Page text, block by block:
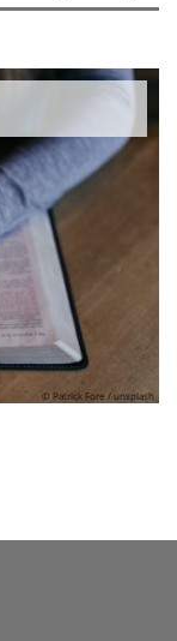
© Patrick Fore / unsplash